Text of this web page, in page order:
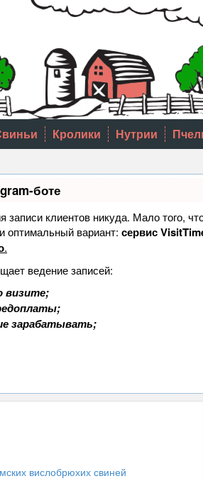
Кролики Нутрии
боте
клиентов никуда. Мало того,
вариант: сервис
.
ведение записей:
визите;
зарабатывать;
вислобрюхих свиней